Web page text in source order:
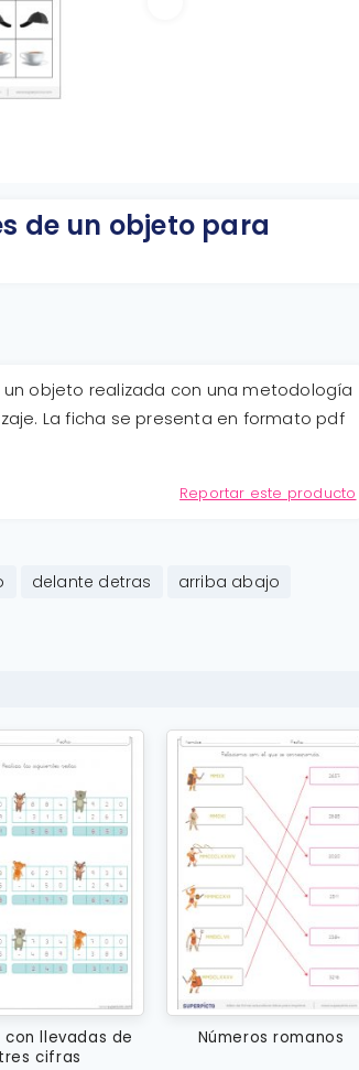
de un objeto para
objeto realizada con una metodología
La ficha se presenta en formato pdf
Reportar este producto
delante detras
arriba abajo
con llevadas de
tres cifras
Números romanos